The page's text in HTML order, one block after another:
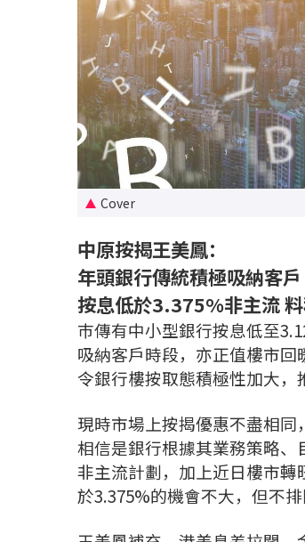
Cover
中原按揭王美鳳：
年頭銀行傳統積極吸納客
按息低於3.375%非主流
巿傳有中小型銀行按息低至
吸納客戶時段，亦正值樓市回
令銀行樓按取態積極性加大，
現時市場上按揭優惠不盡相同
相信是銀行根據其業務策略
非主流計劃，加上近日樓市
於3.375%的機會不大，但不